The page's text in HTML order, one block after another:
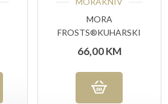
MORA
FROSTS®KUHARSKI
NOŽ 4216 PG
66,00KM